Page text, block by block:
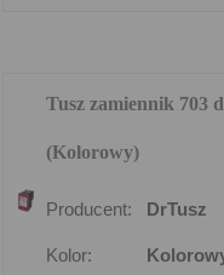
Tusz zamiennik 703
(Kolorowy)
Producent: DrTusz
Kolor: